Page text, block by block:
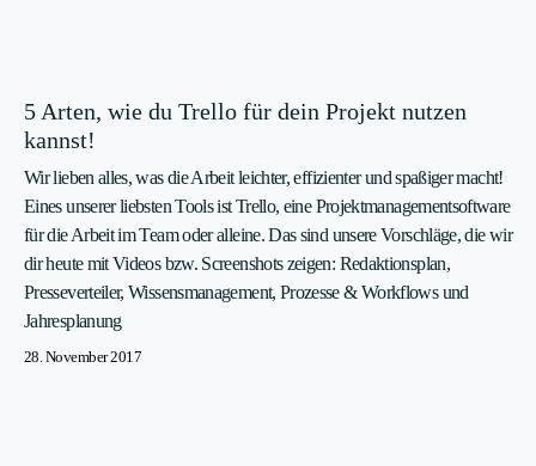
5 Arten, wie du Trello für dein Projekt nutzen
kannst!
Wir lieben alles, was die Arbeit leichter, effizienter und spaßiger macht!
Eines unserer liebsten Tools ist Trello, eine Projektmanagementsoftware
für die Arbeit im Team oder alleine. Das sind unsere Vorschläge, die wir
dir heute mit Videos bzw. Screenshots zeigen: Redaktionsplan,
Presseverteiler, Wissensmanagement, Prozesse & Workflows und
Jahresplanung
28. November 2017